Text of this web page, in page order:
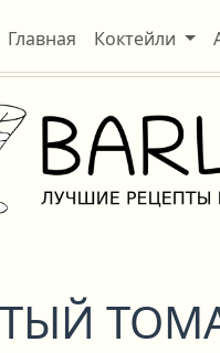
Главная Коктейли